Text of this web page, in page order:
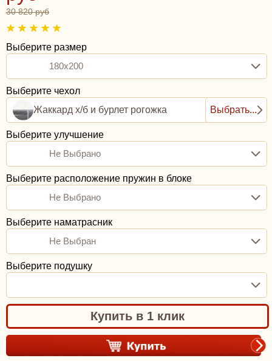
30 820 руб
Выберите размер
180x200
Выберите чехол
Жаккард х/б и бурлет рогожка
Выбрать...
Выберите улучшение
Не Выбрано
Выберите расположение пружин в блоке
Не Выбрано
Выберите наматрасник
Не Выбран
Выберите подушку
Купить в 1 клик